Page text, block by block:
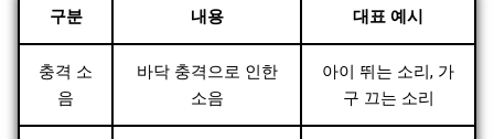
구분 내용 대표 예시
충격 소
음
바닥 충격으로 인한
소음
아이 뛰는 소리, 가
구 끄는 소리